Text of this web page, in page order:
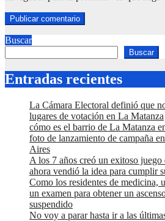
Buscar
Buscar
Entradas recientes
La Cámara Electoral definió que
lugares de votación en La Matanza
cómo es el barrio de La Matanza
foto de lanzamiento de campaña
Aires
A los 7 años creó un exitoso
ahora vendió la idea para cumplir
Como los residentes de medicina,
un examen para obtener un
suspendido
No voy a parar hasta ir a las